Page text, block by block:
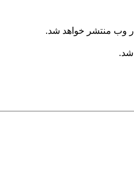
وب منتشر خواهد شد.
شد.